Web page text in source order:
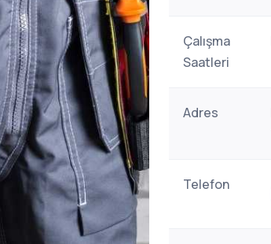
Çalışma
Saatleri
Adres
Telefon